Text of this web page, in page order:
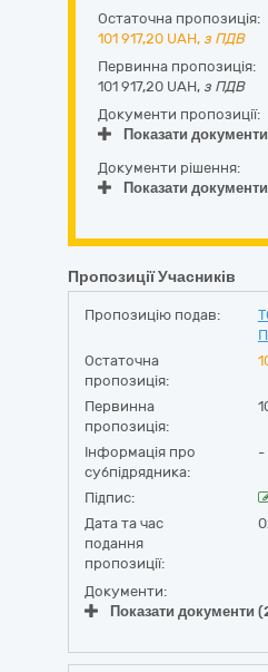
Остаточна пропозиція:
101 917,20 UAH, з ПДВ
Первинна пропозиція:
101 917,20 UAH, з ПДВ
Документи пропозиції:
Показати документи
Документи рішення:
Показати документи
Пропозиції Учасників
Пропозицію подав:
Остаточна
пропозиція:
Первинна
пропозиція:
Інформація про
субпідрядника:
-
Підпис:
Дата та час
подання
пропозиції:
Документи:
Показати документи